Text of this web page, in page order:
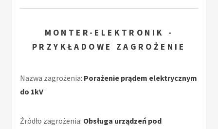
MONTER-ELEKTRONIK -
PRZYKŁADOWE ZAGROŻENIE
Nazwa zagrożenia: Porażenie prądem elektrycznym
do 1kV
Źródło zagrożenia: Obsługa urządzeń pod